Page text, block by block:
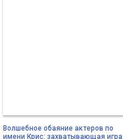
Волшебное обаяние актеров по
имени Крис: захватывающая игра